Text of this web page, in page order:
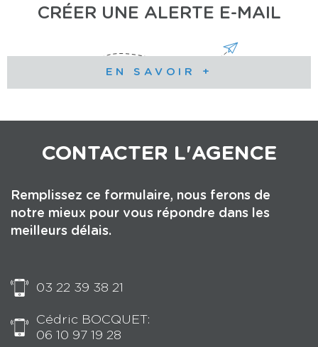
CRÉER UNE ALERTE E-MAIL
EN SAVOIR +
CONTACTER L'AGENCE
Remplissez ce formulaire, nous ferons de
notre mieux pour vous répondre dans les
meilleurs délais.
03 22 39 38 21
Cédric BOCQUET:
06 10 97 19 28